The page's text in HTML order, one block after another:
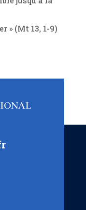
» (Mt 13, 1-9)